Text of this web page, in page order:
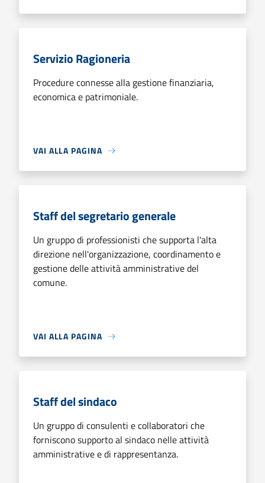
Servizio Ragioneria
Procedure connesse alla gestione finanziaria,
economica e patrimoniale.
VAI ALLA PAGINA
Staff del segretario generale
Un gruppo di professionisti che supporta l'alta
direzione nell'organizzazione, coordinamento e
gestione delle attività amministrative del
comune.
VAI ALLA PAGINA
Staff del sindaco
Un gruppo di consulenti e collaboratori che
forniscono supporto al sindaco nelle attività
amministrative e di rappresentanza.